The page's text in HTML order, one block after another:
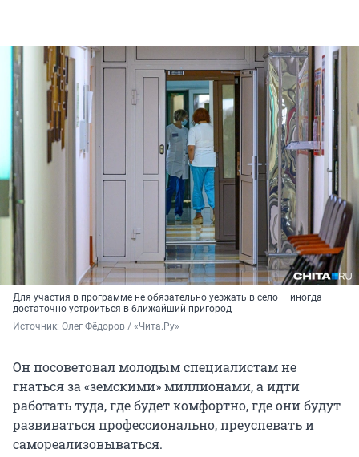
Для участия в программе не обязательно уезжать в село — иногда
достаточно устроиться в ближайший пригород
Источник: Олег Фёдоров / «Чита.Ру»
Он посоветовал молодым специалистам не
гнаться за «земскими» миллионами, а идти
работать туда, где будет комфортно, где они будут
развиваться профессионально, преуспевать и
самореализовываться.